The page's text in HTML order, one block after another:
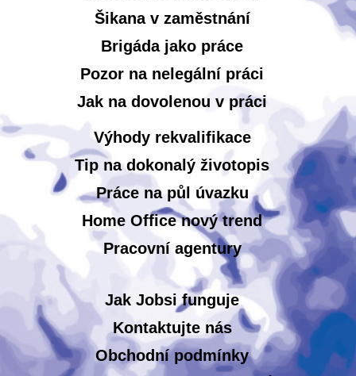
Šikana v zaměstnání
Brigáda jako práce
Pozor na nelegální práci
Jak na dovolenou v práci
Výhody rekvalifikace
Tip na dokonalý životopis
Práce na půl úvazku
Home Office nový trend
Pracovní agentury
Jak Jobsi funguje
Kontaktujte nás
Obchodní podmínky